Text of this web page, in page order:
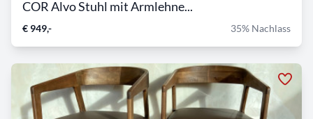
COR Alvo Stuhl mit Armlehne...
€ 949,- 35% Nachlass